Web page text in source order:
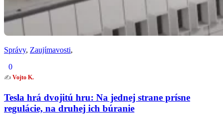
Správy, Zaujímavosti,
0
✍️ Vojto K.
Tesla hrá dvojitú hru: Na jednej strane prísne
regulácie, na druhej ich búranie